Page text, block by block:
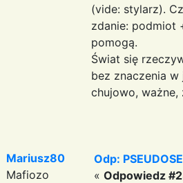
(vide: stylarz).
zdanie: podmiot
pomogą.
Świat się
bez znaczenia
chujowo,
Mariusz80
Mafiozo
Odp:
« Odpowiedz